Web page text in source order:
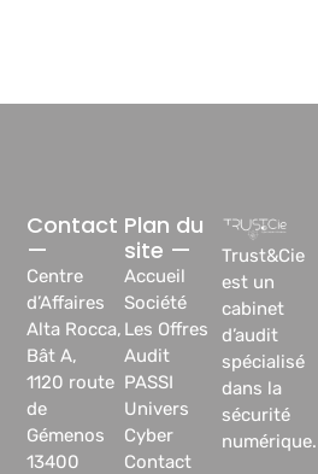
Trust&Cie
est un
cabinet
d’audit
spécialisé
dans la
sécurité
numérique.
Plan du
site —
Accueil
Société
Les Offres
Audit
PASSI
Univers
Cyber
Contact
Contact
—
Centre
d’Affaires
Alta Rocca,
Bât A,
1120 route
de
Gémenos
13400